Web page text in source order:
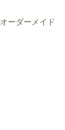
オーダーメイド